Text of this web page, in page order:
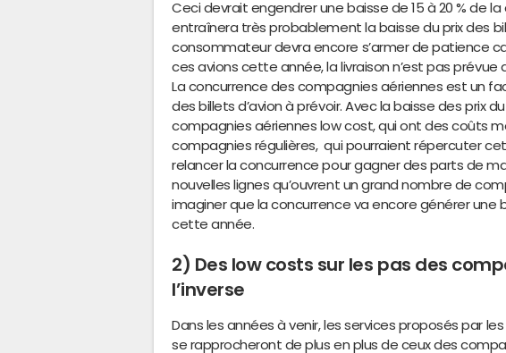
Ceci devrait engendrer une baisse de 15 à 20 % de
entraînera très probablement la baisse du prix des
consommateur devra encore s’armer de patience
ces avions cette année, la livraison n’est pas prévue
La concurrence des compagnies aériennes est un
des billets d’avion à prévoir. Avec la baisse des prix
compagnies aériennes low cost, qui ont des coûts
compagnies régulières, qui pourraient répercuter
relancer la concurrence pour gagner des parts de
nouvelles lignes qu’ouvrent un grand nombre de
imaginer que la concurrence va encore générer une
cette année.
2) Des low costs sur les pas des
l’inverse
Dans les années à venir, les services proposés par
se rapprocheront de plus en plus de ceux des